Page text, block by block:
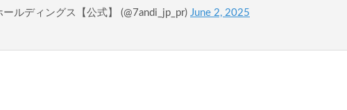
ルディングス【公式】 (@7andi_jp_pr) June 2, 2025